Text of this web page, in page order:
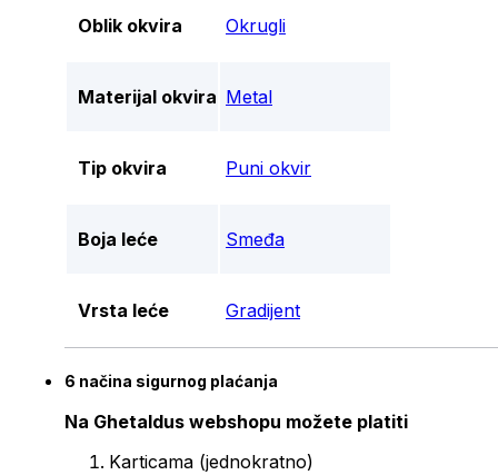
Oblik okvira Okrugli
Materijal okvira Metal
Tip okvira Puni okvir
Boja leće Smeđa
Vrsta leće Gradijent
6 načina sigurnog plaćanja
Na Ghetaldus webshopu možete platiti
Karticama (jednokratno)